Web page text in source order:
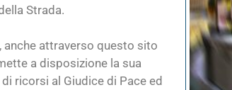
Strada.
anche attraverso questo sito
a disposizione la sua
ricorsi al Giudice di Pace ed